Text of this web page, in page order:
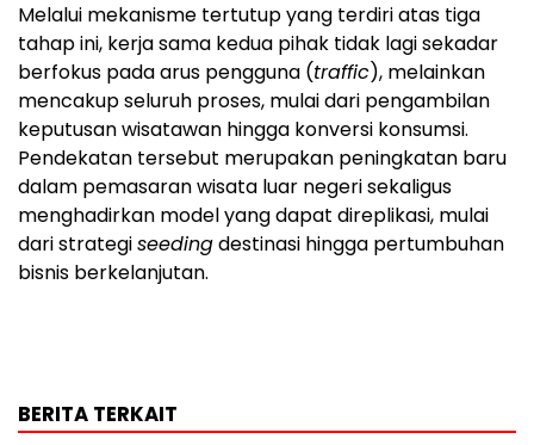
Melalui mekanisme tertutup yang terdiri atas tiga
tahap ini, kerja sama kedua pihak tidak lagi sekadar
berfokus pada arus pengguna (traffic), melainkan
mencakup seluruh proses, mulai dari pengambilan
keputusan wisatawan hingga konversi konsumsi.
Pendekatan tersebut merupakan peningkatan baru
dalam pemasaran wisata luar negeri sekaligus
menghadirkan model yang dapat direplikasi, mulai
dari strategiseedingdestinasi hingga pertumbuhan
bisnis berkelanjutan.
BERITA TERKAIT